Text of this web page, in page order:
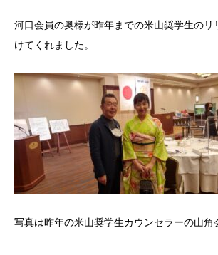
河口会員の奥様が昨年までの米山奨学生のリ
けてくれました。
写真は昨年の米山奨学生カウンセラーの山角